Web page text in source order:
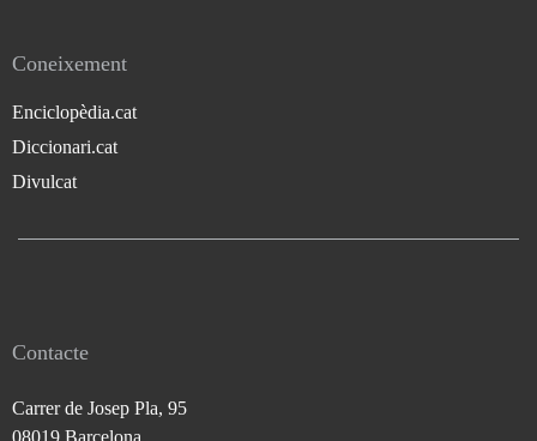
Coneixement
Enciclopèdia.cat
Diccionari.cat
Divulcat
Contacte
Carrer de Josep Pla, 95